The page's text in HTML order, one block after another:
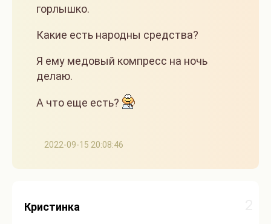
2022-09-15 20:08:46
горлышко.
Какие есть народны средства?
Я ему медовый компресс на ночь
делаю.
А что еще есть?
Кристинка